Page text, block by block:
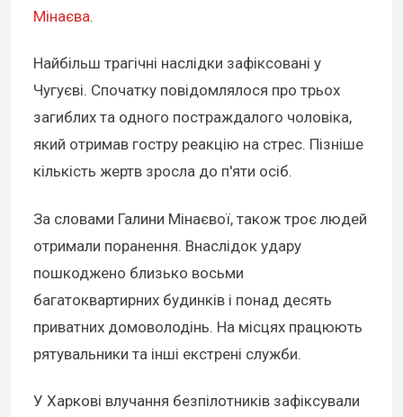
Мінаєва.
Найбільш трагічні наслідки зафіксовані у
Чугуєві. Спочатку повідомлялося про трьох
загиблих та одного постраждалого чоловіка,
який отримав гостру реакцію на стрес. Пізніше
кількість жертв зросла до п'яти осіб.
За словами Галини Мінаєвої, також троє людей
отримали поранення. Внаслідок удару
пошкоджено близько восьми
багатоквартирних будинків і понад десять
приватних домоволодінь. На місцях працюють
рятувальники та інші екстрені служби.
У Харкові влучання безпілотників зафіксували